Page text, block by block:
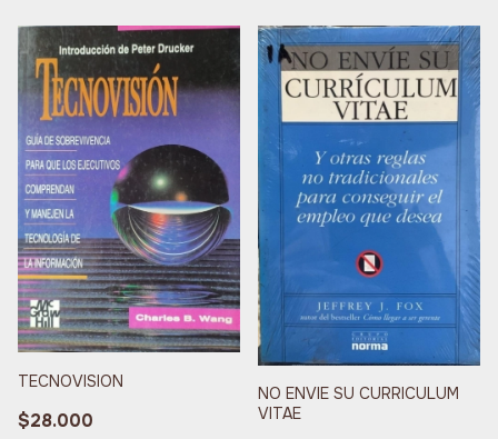
TECNOVISION
$28.000
NO ENVIE SU CURRICULUM
VITAE